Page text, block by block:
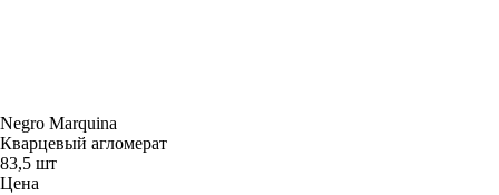
Negro Marquina
Кварцевый агломерат
83,5 шт
Цена